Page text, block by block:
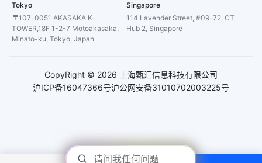
Tokyo
〒107-0051 AKASAKA K-
TOWER,18F 1-2-7 Motoakasaka,
Minato-ku, Tokyo, Japan
Singapore
114 Lavender Street, #09-72, CT
Hub 2, Singapore
沪ICP备16047366号沪公网安备31010702003225号
CopyRight © 2026 上海甄汇信息科技有限公司